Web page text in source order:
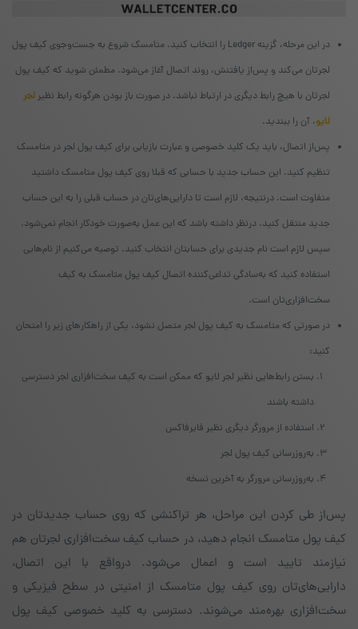
در این مرحله، گزینه‌ Ledger را انتخاب کنید. متامسک شروع به جست‌وجوی کیف پول
لجرتان می‌کند و پس‌از یافتنش، روند اتصال آغاز می‌شود. مطمئن شوید که کیف پول
لجرتان با هیچ رابط دیگری در ارتباط نباشد. در صورت باز بودن هرگونه رابط نظیرلجر
لایو، آن را ببندید.
پس‌از اتصال، باید یک کلید خصوصی و عبارت بازیابی برای کیف پول لجر در متامسک
تنظیم کنید. این حساب جدید با حسابی که قبلا روی کیف پول متامسک داشتید
متفاوت است. درنتیجه، لازم است تا دارایی‌های‌تان در حساب قبلی را به این حساب
جدید منتقل کنید. درنظر داشته باشد که این عمل به‌صورت خودکار انجام نمی‌شود.
سپس لازم است نام جدیدی برای حسابتان انتخاب کنید. توصیه می‌کنیم از نام‌هایی
استفاده کنید که به‌سادگی تداعی‌کننده‌ اتصال کیف پول متامسک به کیف
سخت‌افزاری‌تان است.
در صورتی که متامسک به کیف پول لجر متصل نشود، یکی از راهکارهای زیر را امتحان
کنید:
بستن رابط‌هایی نظیر لجر لایو که ممکن است به کیف سخت‌افزاری لجر دسترسی
داشته باشند
استفاده از مرورگر دیگری نظیر فایرفاکس
به‌روزرسانی کیف پول لجر
به‌روزرسانی مرورگر به آخرین نسخه
پس‌از طی کردن این مراحل، هر تراکنشی که روی حساب جدیدتان در
کیف پول متامسک انجام دهید، در حساب کیف سخت‌افزاری لجرتان هم
نیازمند تایید است و اعمال می‌شود. درواقع با این اتصال،
دارایی‌های‌تان روی کیف پول متامسک از امنیتی در سطح فیزیکی و
سخت‌افزاری بهره‌مند می‌شوند. دسترسی به کلید خصوصی کیف پول